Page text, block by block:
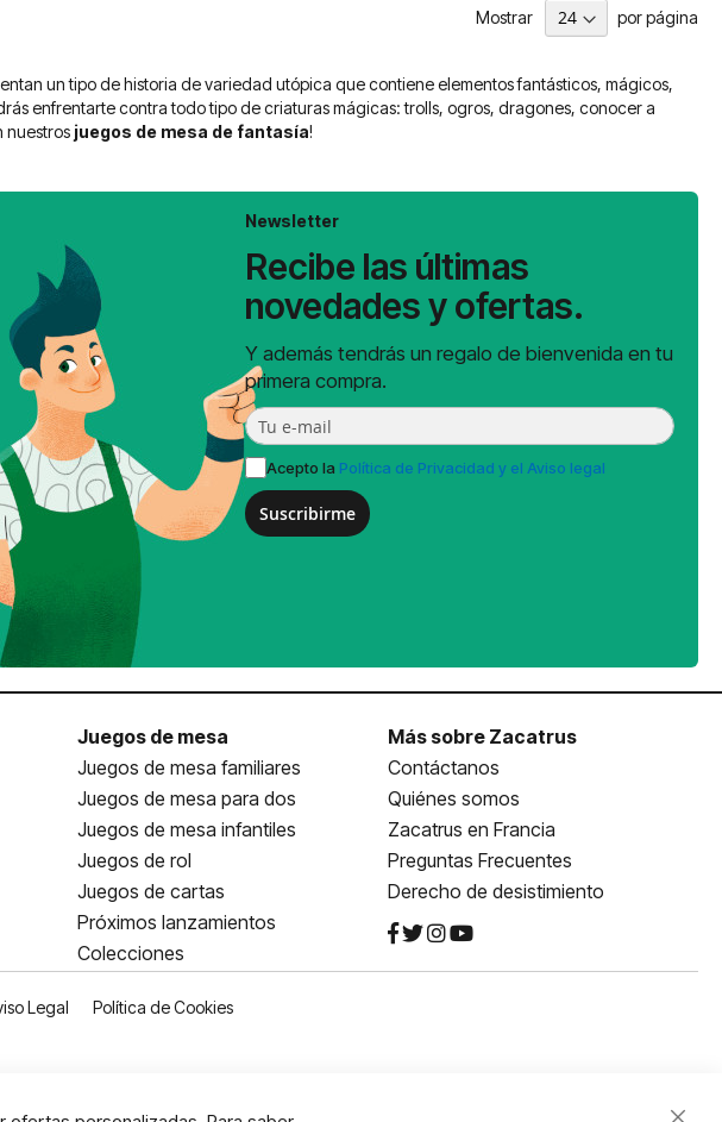
Mostrar por página
un tipo de historia de variedad utópica que contiene elementos fantásticos, mágicos,
enfrentarte contra todo tipo de criaturas mágicas: trolls, ogros, dragones, conocer a
nuestrosjuegos de mesa de fantasía!
Newsletter
Recibe las últimas
novedades y ofertas.
Y además tendrás un regalo de bienvenida en tu
primera compra.
Acepto la Política de Privacidad y el Aviso legal
Suscribirme
Juegos de mesa
Juegos de mesa familiares
Juegos de mesa para dos
Juegos de mesa infantiles
Juegos de rol
Juegos de cartas
Próximos lanzamientos
Colecciones
Más sobre Zacatrus
Contáctanos
Quiénes somos
Zacatrus en Francia
Preguntas Frecuentes
Derecho de desistimiento
Legal Política de Cookies